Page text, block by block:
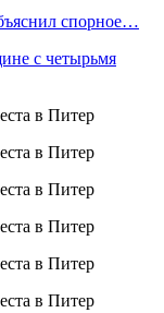
спорное…
с четырьмя